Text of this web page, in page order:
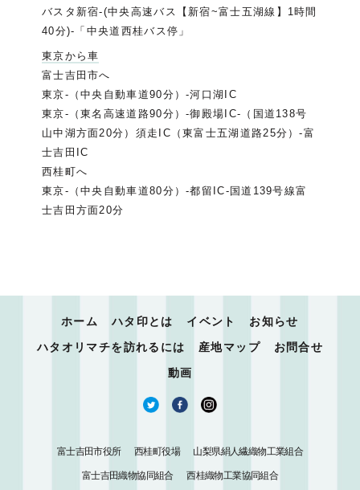
バスタ新宿-(中央高速バス【新宿~富士五湖線】1時間
40分)-「中央道西桂バス停」
東京から車
富士吉田市へ
東京-（中央自動車道90分）-河口湖IC
東京-（東名高速道路90分）-御殿場IC-（国道138号
山中湖方面20分）須走IC（東富士五湖道路25分）-富
士吉田IC
西桂町へ
東京-（中央自動車道80分）-都留IC-国道139号線富
士吉田方面20分
ホーム ハタ印とは イベント
お知らせ
ハタオリマチを訪れるには
産地マップ
お問合せ
動画
富士吉田市役所 西桂町役場 山梨県絹人繊織物工業組合
富士吉田織物協同組合 西桂織物工業協同組合